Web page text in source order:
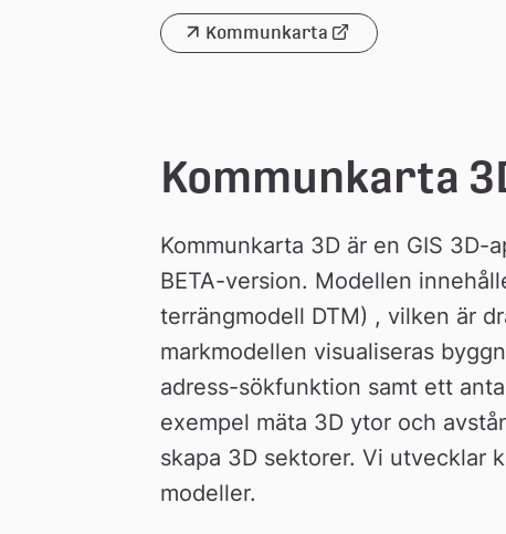
Kommunkarta
Länk
Kommunkarta
Kommunkarta 3D är en GIS 3D-
BETA-version. Modellen
terrängmodell DTM) , vilken är
markmodellen visualiseras
adress-sökfunktion samt ett
exempel mäta 3D ytor och
skapa 3D sektorer. Vi utvecklar
modeller.